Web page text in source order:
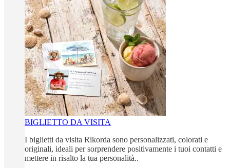
BIGLIETTO DA VISITA
I biglietti da visita Rikorda sono personalizzati, colorati e
originali, ideali per sorprendere positivamente i tuoi contatti e
mettere in risalto la tua personalità..